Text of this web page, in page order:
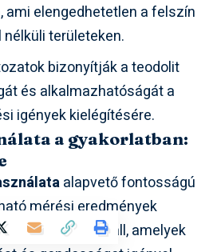
ami elengedhetetlen a felszín
területeken.
bizonyítják a teodolit
és alkalmazhatóságát a
igények kielégítésére.
a gyakorlatban:
alapvető fontosságú
mérési eredmények
több lépésből áll, amelyek